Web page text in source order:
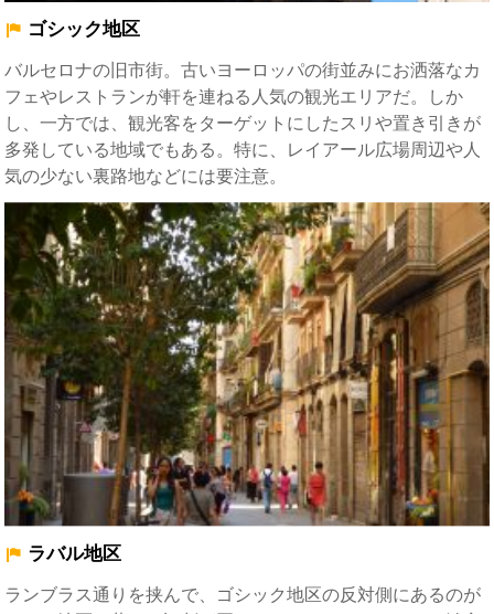
ゴシック地区
バルセロナの旧市街。古いヨーロッパの街並みにお洒落なカ
フェやレストランが軒を連ねる人気の観光エリアだ。しか
し、一方では、観光客をターゲットにしたスリや置き引きが
多発している地域でもある。特に、 レイアール広場周辺や人
気の少ない裏路地などには要注意。
ラバル地区
ランブラス通り を挟んで、ゴシック地区の反対側にあるのが